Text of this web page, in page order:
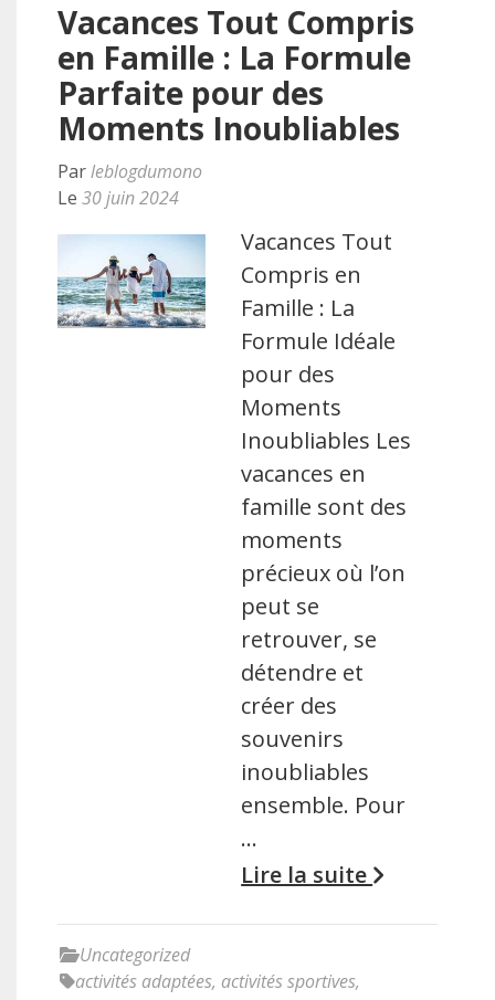
Vacances Tout Compris
en Famille : La Formule
Parfaite pour des
Moments Inoubliables
Parleblogdumono
Le 30 juin 2024
Vacances Tout
Compris en
Famille : La
Formule Idéale
pour des
Moments
Inoubliables Les
vacances en
famille sont des
moments
précieux où l’on
peut se
retrouver, se
détendre et
créer des
souvenirs
inoubliables
ensemble. Pour
…
Lire la suite
Uncategorized
activités adaptées, activités sportives,